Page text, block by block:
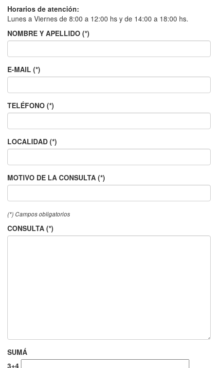
Horarios de atención:
Lunes a Viernes de 8:00 a 12:00 hs y de 14:00 a 18:00 hs.
NOMBRE Y APELLIDO (*)
E-MAIL (*)
TELÉFONO (*)
LOCALIDAD (*)
MOTIVO DE LA CONSULTA (*)
(*) Campos obligatorios
CONSULTA (*)
SUMÁ
3+4